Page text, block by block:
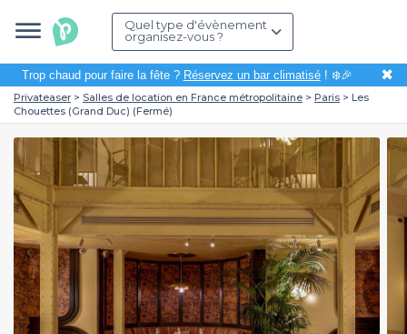
Quel type d'évènement
organisez-vous ?
Trop chaud pour faire la fête ? Réservez un bar climatisé! ❄️🎉 ✖
Privateaser Salles de location en France métropolitaine Paris
Les
Chouettes (Grand Duc) (Fermé)